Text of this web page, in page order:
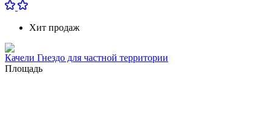
Хит продаж
Качели Гнездо для частной территории
Площадь